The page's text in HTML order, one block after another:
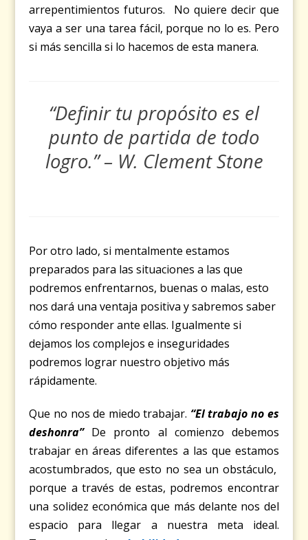
arrepentimientos futuros. No quiere decir que
vaya a ser una tarea fácil, porque no lo es. Pero
si más sencilla si lo hacemos de esta manera.
“Definir tu propósito es el
punto de partida de todo
logro.” – W. Clement Stone
Por otro lado, si mentalmente estamos
preparados para las situaciones a las que
podremos enfrentarnos, buenas o malas, esto
nos dará una ventaja positiva y sabremos saber
cómo responder ante ellas. Igualmente si
dejamos los complejos e inseguridades
podremos lograr nuestro objetivo más
rápidamente.
Que no nos de miedo trabajar. “El trabajo no es
deshonra”De pronto al comienzo debemos
trabajar en áreas diferentes a las que estamos
acostumbrados, que esto no sea un obstáculo,
porque a través de estas, podremos encontrar
una solidez económica que más delante nos del
espacio para llegar a nuestra meta ideal.